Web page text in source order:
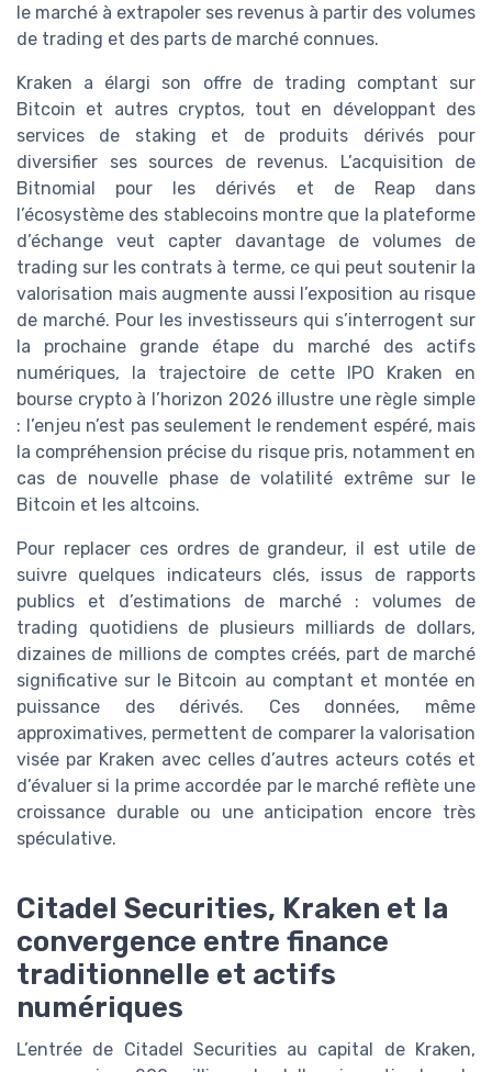
le marché à extrapoler ses revenus à partir des volumes
de trading et des parts de marché connues.
Kraken a élargi son offre de trading comptant sur
Bitcoin et autres cryptos, tout en développant des
services de staking et de produits dérivés pour
diversifier ses sources de revenus. L’acquisition de
Bitnomial pour les dérivés et de Reap dans
l’écosystème des stablecoins montre que la plateforme
d’échange veut capter davantage de volumes de
trading sur les contrats à terme, ce qui peut soutenir la
valorisation mais augmente aussi l’exposition au risque
de marché. Pour les investisseurs qui s’interrogent sur
la prochaine grande étape du marché des actifs
numériques, la trajectoire de cette IPO Kraken en
bourse crypto à l’horizon 2026 illustre une règle simple
: l’enjeu n’est pas seulement le rendement espéré, mais
la compréhension précise du risque pris, notamment en
cas de nouvelle phase de volatilité extrême sur le
Bitcoin et les altcoins.
Pour replacer ces ordres de grandeur, il est utile de
suivre quelques indicateurs clés, issus de rapports
publics et d’estimations de marché : volumes de
trading quotidiens de plusieurs milliards de dollars,
dizaines de millions de comptes créés, part de marché
significative sur le Bitcoin au comptant et montée en
puissance des dérivés. Ces données, même
approximatives, permettent de comparer la valorisation
visée par Kraken avec celles d’autres acteurs cotés et
d’évaluer si la prime accordée par le marché reflète une
croissance durable ou une anticipation encore très
spéculative.
Citadel Securities, Kraken et la
convergence entre finance
traditionnelle et actifs
numériques
L’entrée de Citadel Securities au capital de Kraken,